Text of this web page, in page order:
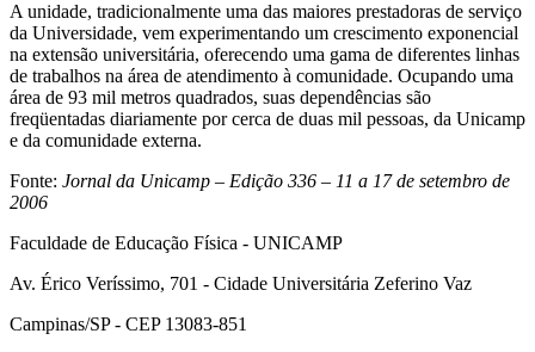
A unidade, tradicionalmente uma das maiores prestadoras de serviço
da Universidade, vem experimentando um crescimento exponencial
na extensão universitária, oferecendo uma gama de diferentes linhas
de trabalhos na área de atendimento à comunidade. Ocupando uma
área de 93 mil metros quadrados, suas dependências são
freqüentadas diariamente por cerca de duas mil pessoas, da Unicamp
e da comunidade externa.
Fonte: Jornal da Unicamp – Edição 336 – 11 a 17 de setembro de
2006
Faculdade de Educação Física - UNICAMP
Av. Érico Veríssimo, 701 - Cidade Universitária Zeferino Vaz
Campinas/SP - CEP 13083-851